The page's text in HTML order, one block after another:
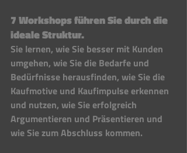
7 Workshops führen Sie durch die
ideale Struktur.
Sie lernen, wie Sie besser mit Kunden
umgehen, wie Sie die Bedarfe und
Bedürfnisse herausfinden, wie Sie die
Kaufmotive und Kaufimpulse erkennen
und nutzen, wie Sie erfolgreich
Argumentieren und Präsentieren und
wie Sie zum Abschluss kommen.